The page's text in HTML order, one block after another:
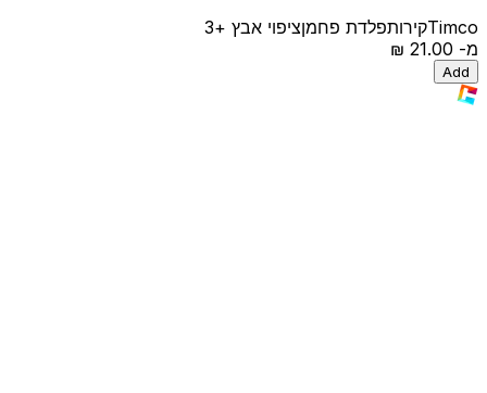
Timcoקירותפלדת פחמןציפוי אבץ +3
מ-
Add